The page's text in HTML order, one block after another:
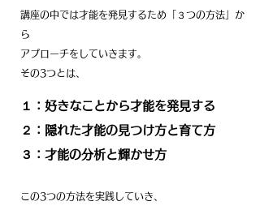
講座の中では才能を発見するため「３つの方法」か
ら
アプローチをしていきます。
その3つとは、
１：好きなことから才能を発見する
２：隠れた才能の見つけ方と育て方
３：才能の分析と輝かせ方
この3つの方法を実践していき、